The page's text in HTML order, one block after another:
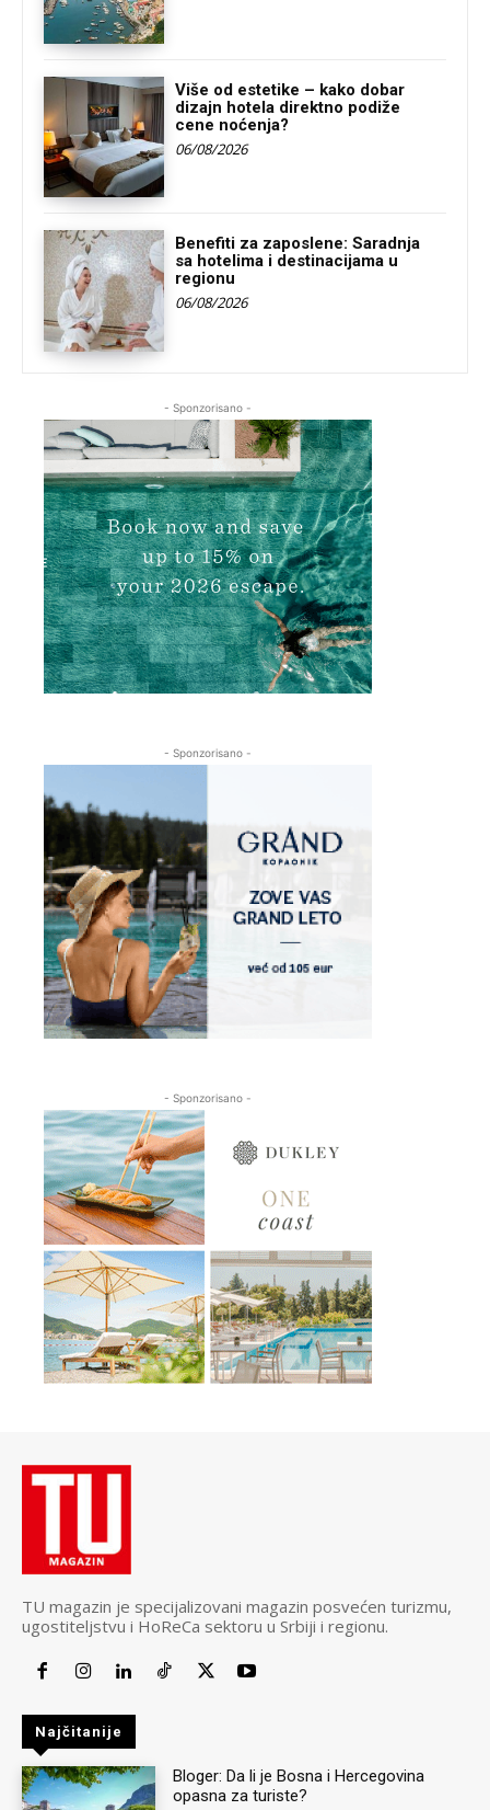
Više od estetike – kako dobar
dizajn hotela direktno podiže
cene noćenja?
06/08/2026
Benefiti za zaposlene: Saradnja
sa hotelima i destinacijama u
regionu
06/08/2026
- Sponzorisano -
- Sponzorisano -
- Sponzorisano -
TU magazin je specijalizovani magazin posvećen turizmu,
ugostiteljstvu i HoReCa sektoru u Srbiji i regionu.
Najčitanije
Bloger: Da li je Bosna i Hercegovina
opasna za turiste?